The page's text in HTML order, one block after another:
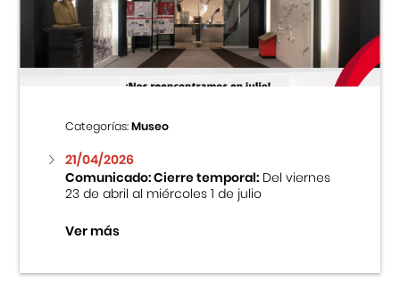
Centro Cultural Peruano Japonés
Museo de la Inmigración Japonesa
Fondo Editorial
Teatro Peruano Japonés
Categorías:Museo
21/04/2026
Comunicado: Cierre temporal:Del viernes
23 de abril al miércoles 1 de julio
Ver más